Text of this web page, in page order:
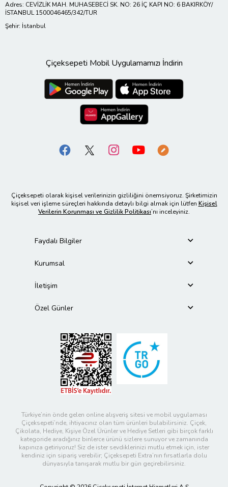
Adres: CEVİZLİK MAH. MUHASEBECİ SK. NO: 26 İÇ KAPI NO: 6 BAKIRKÖY/
İSTANBUL 1500046465/342/TUR
Şehir: İstanbul
Çiçeksepeti Mobil Uygulamamızı İndirin
Çiçeksepeti olarak kişisel verilerinizin gizliliğini önemsiyoruz. Şirketimizin
kişisel veri işleme süreçleri hakkında detaylı bilgi almak için lütfen Kişisel
Verilerin Korunması ve Gizlilik Politikası’nı inceleyiniz.
Faydalı Bilgiler
Kurumsal
İletişim
Özel Günler
Türkiye’nin önde gelen online alışveriş sitesi ve mobil uygulaması
Çiçeksepeti’nde, ihtiyacınız olan tüm ürünleri bulabilirsiniz. Çiçek,
Çikolata, Hediye, Kişiye Özel Ürünler ve Hediye Setleri gibi birçok farklı
kategoride aradığınız binlerce ürünü sizlere sunuyor ve zamanında
kapınıza getiriyoruz! Siz de ister sevdiklerinizi mutlu etmek için, ister
kendiniz için sipariş verebilir; Çiçeksepeti Extra’nın fırsatlarla dolu
dünyasıyla tanışarak mutlu bir gün geçirebilirsiniz.